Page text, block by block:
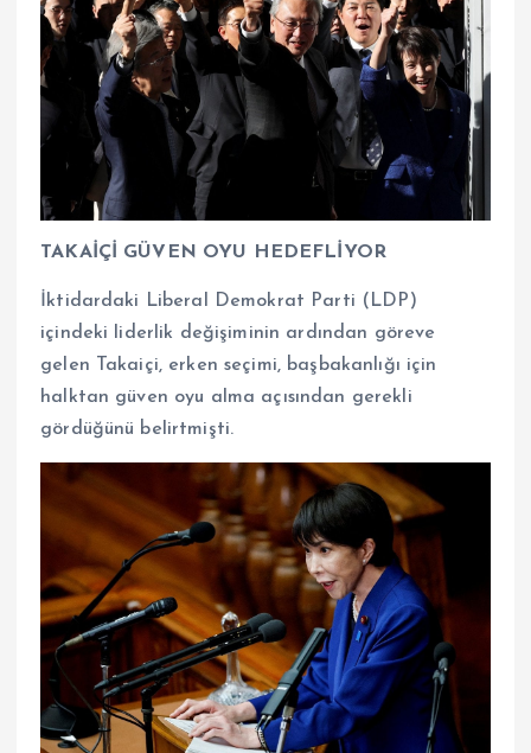
TAKAİÇİ GÜVEN OYU HEDEFLİYOR
İktidardaki Liberal Demokrat Parti (LDP)
içindeki liderlik değişiminin ardından göreve
gelen Takaiçi, erken seçimi, başbakanlığı için
halktan güven oyu alma açısından gerekli
gördüğünü belirtmişti.